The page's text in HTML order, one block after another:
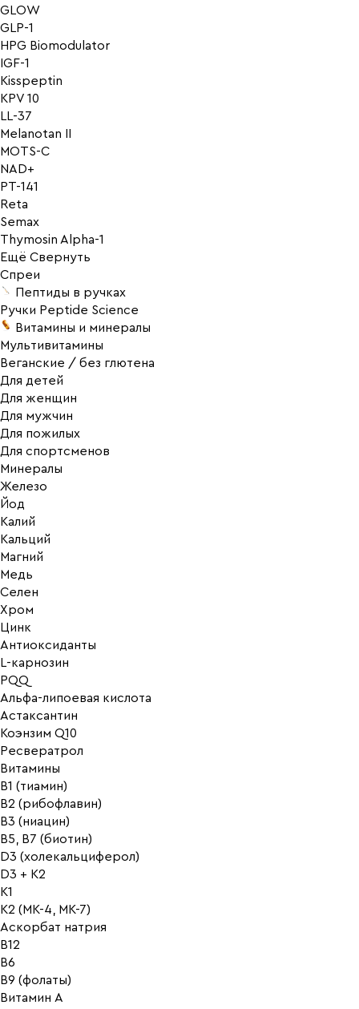
GLOW
GLP-1
HPG Biomodulator
IGF-1
Kisspeptin
KPV 10
LL-37
Melanotan II
MOTS-C
NAD+
PT-141
Reta
Semax
Thymosin Alpha-1
Ещё Свернуть
Спреи
Пептиды в ручках
Ручки Peptide Science
Витамины и минералы
Мультивитамины
Веганские / без глютена
Для детей
Для женщин
Для мужчин
Для пожилых
Для спортсменов
Минералы
Железо
Йод
Калий
Кальций
Магний
Медь
Селен
Хром
Цинк
Антиоксиданты
L-карнозин
PQQ
Альфа-липоевая кислота
Астаксантин
Коэнзим Q10
Ресвератрол
Витамины
B1 (тиамин)
B2 (рибофлавин)
B3 (ниацин)
B5, B7 (биотин)
D3 (холекальциферол)
D3 + K2
K1
K2 (MK-4, MK-7)
Аскорбат натрия
В12
В6
В9 (фолаты)
Витамин A